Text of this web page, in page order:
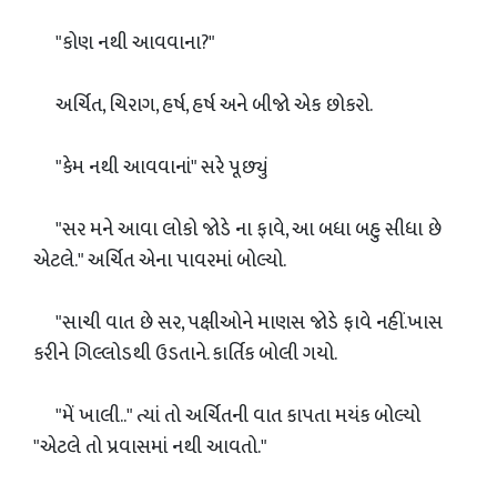
"કોણ નથી આવવાના?"
અર્ચિત, ચિરાગ, હર્ષ, હર્ષ અને બીજો એક છોકરો.
"કેમ નથી આવવાનાં" સરે પૂછ્યું
"સર મને આવા લોકો જોડે ના ફાવે, આ બધા બહુ સીધા છે
એટલે." અર્ચિત એના પાવરમાં બોલ્યો.
"સાચી વાત છે સર, પક્ષીઓને માણસ જોડે ફાવે નહીં.ખાસ
કરીને ગિલ્લોડથી ઉડતાને. કાર્તિક બોલી ગયો.
"મેં ખાલી.." ત્યાં તો અર્ચિતની વાત કાપતા મયંક બોલ્યો
"એટલે તો પ્રવાસમાં નથી આવતો."